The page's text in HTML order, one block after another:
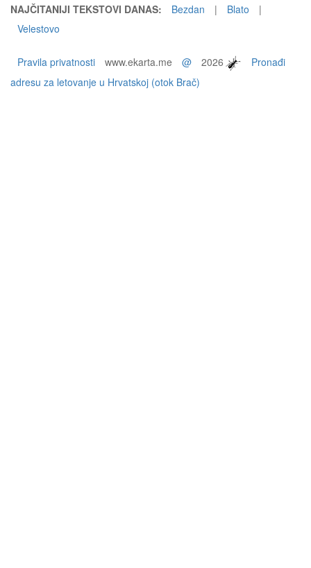
NAJČITANIJI TEKSTOVI DANAS: Bezdan | Blato
|
Velestovo
Pravila privatnosti www.ekarta.me @ 2026
Pronađi
adresu za letovanje u Hrvatskoj (otok Brač)